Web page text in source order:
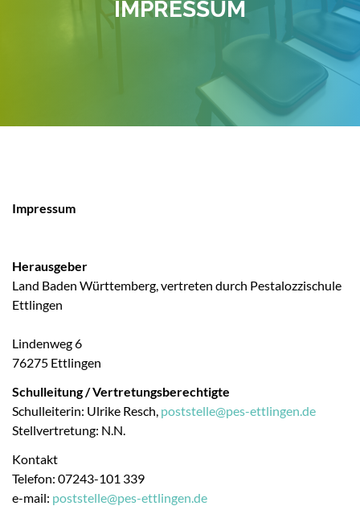
IMPRESSUM
Impressum
Herausgeber
Land Baden Württemberg, vertreten durch Pestalozzischule
Ettlingen
Lindenweg 6
76275 Ettlingen
Schulleitung / Vertretungsberechtigte
Schulleiterin: Ulrike Resch, poststelle@pes-ettlingen.de
Stellvertretung: N.N.
Kontakt
Telefon: 07243-101 339
e-mail: poststelle@pes-ettlingen.de